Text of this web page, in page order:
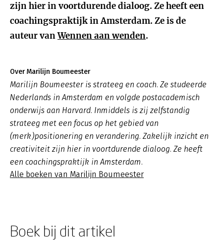
zijn hier in voortdurende dialoog. Ze heeft een
coachingspraktijk in Amsterdam. Ze is de
auteur vanWennen aan wenden.
Over Marilijn Boumeester
Marilijn Boumeester is strateeg en coach. Ze studeerde
Nederlands in Amsterdam en volgde postacademisch
onderwijs aan Harvard. Inmiddels is zij zelfstandig
strateeg met een focus op het gebied van
(merk)positionering en verandering. Zakelijk inzicht en
creativiteit zijn hier in voortdurende dialoog. Ze heeft
een coachingspraktijk in Amsterdam.
Alle boeken van Marilijn Boumeester
Boek bij dit artikel